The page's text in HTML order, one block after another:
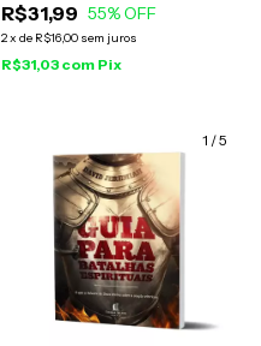
R$31,99 55% OFF
2x de R$16,00 sem juros
R$31,03 com Pix
1 /5